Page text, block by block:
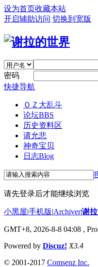
设为首页收藏本站
开启辅助访问 切换到宽版
密码
快捷导航
ＯＺ大乱斗
论坛BBS
历史资料区
请允悲
神奇宝贝
日志Blog
请先登录后才能继续浏览
小黑屋|手机版|Archiver|谢
GMT+8, 2026-8-8 04:08 ,
Powered by Discuz! X3.4
© 2001-2017 Comsenz Inc.